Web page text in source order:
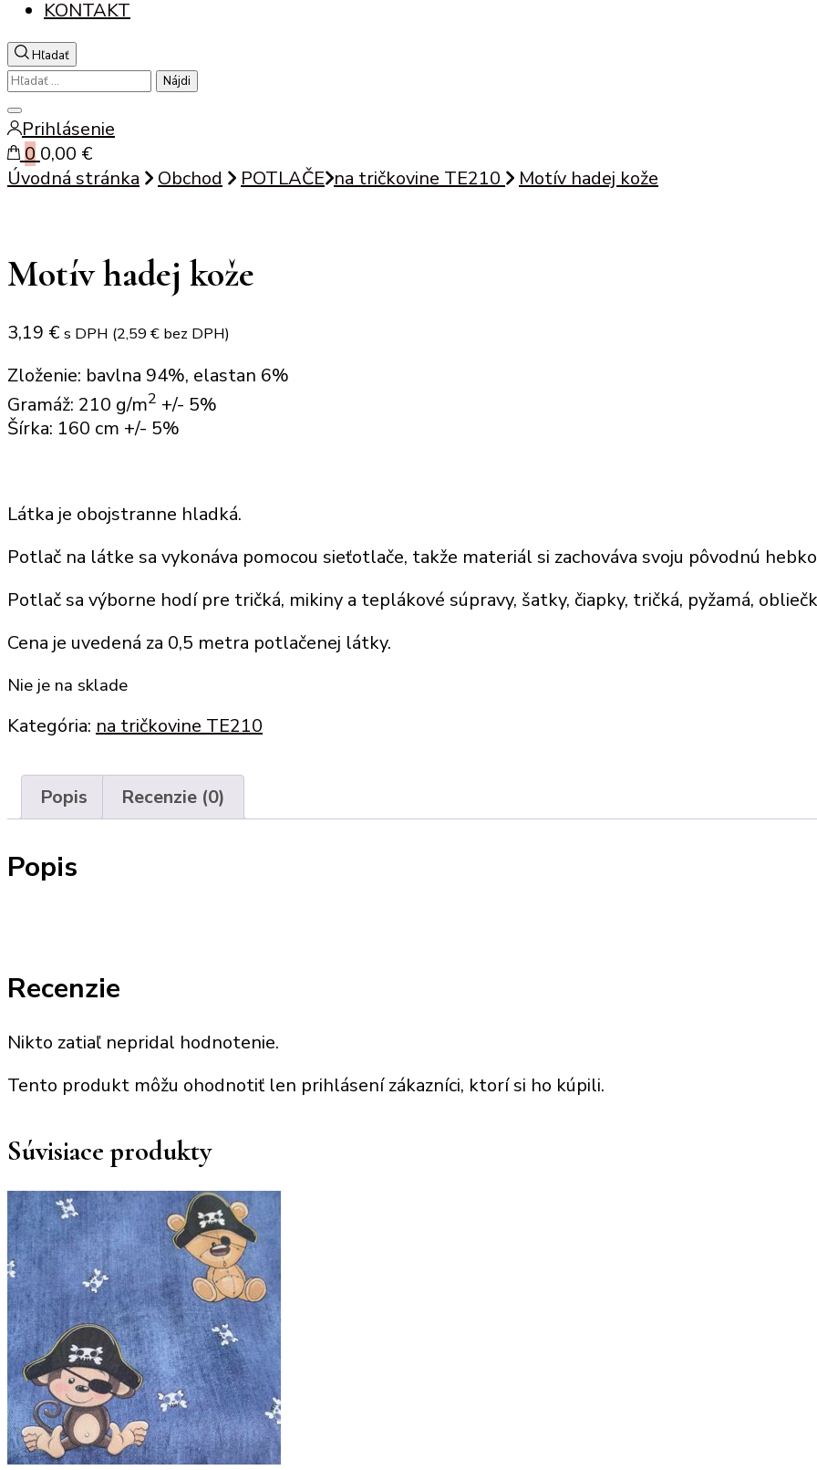
KONTAKT
Hľadať
Hľadať:
Zatvoriť
vyhľadávanie
Prihlásenie
0 0,00 €
Úvodná stránka
Obchod POTLAČE na tričkovine TE210 Motív hadej kože
Motív hadej kože
3,19 € s DPH (2,59 € bez DPH)
Zloženie: bavlna 94%, elastan 6%
Gramáž: 210 g/m2 +/- 5%
Šírka: 160 cm +/- 5%
Látka je obojstranne hladká.
Potlač na látke sa vykonáva pomocou sieťotlače, takže materiál si zachováva svoju pôvodnú
Potlač sa výborne hodí pre tričká, mikiny a teplákové súpravy, šatky, čiapky, tričká, pyžamá,
Cena je uvedená za 0,5 metra potlačenej látky.
Nie je na sklade
Kategória: na tričkovine TE210
Popis Recenzie (0)
Popis
Recenzie
Nikto zatiaľ nepridal hodnotenie.
Tento produkt môžu ohodnotiť len prihlásení zákazníci, ktorí si ho kúpili.
Súvisiace produkty